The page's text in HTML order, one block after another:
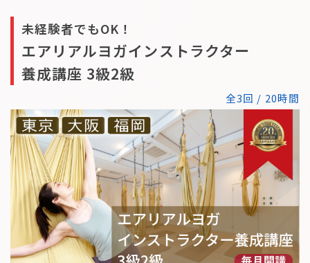
未経験者でもOK！
エアリアルヨガインストラクター
養成講座 3級2級
全3回 / 20時間